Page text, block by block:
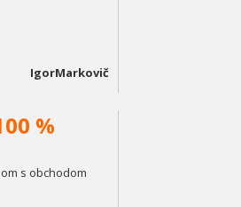
IgorMarkovič
%
s obchodom